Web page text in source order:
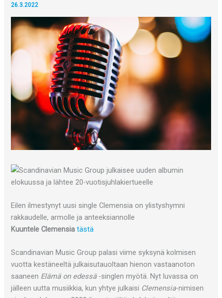
26.3.2022
Eilen ilmestynyt uusi single Clemensia on ylistyshymni
rakkaudelle, armolle ja anteeksiannolle
Kuuntele Clemensia tästä
Scandinavian Music Group palasi viime syksynä kolmisen
vuotta kestäneeltä julkaisutauoltaan hienon vastaanoton
saaneen Elämä on edessä-singlen myötä. Nyt luvassa on
jälleen uutta musiikkia, kun yhtye julkaisi Clemensia-nimisen